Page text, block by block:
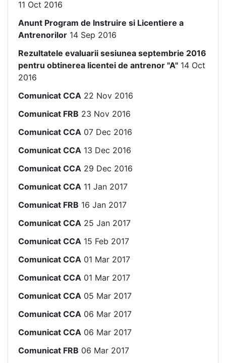
11 Oct 2016
Anunt Program de Instruire si Licentiere a
Antrenorilor 14 Sep 2016
Rezultatele evaluarii sesiunea septembrie 2016
pentru obtinerea licentei de antrenor "A" 14 Oct
2016
Comunicat CCA 22 Nov 2016
Comunicat FRB 23 Nov 2016
Comunicat CCA 07 Dec 2016
Comunicat CCA 13 Dec 2016
Comunicat CCA 29 Dec 2016
Comunicat CCA 11 Jan 2017
Comunicat FRB 16 Jan 2017
Comunicat CCA 25 Jan 2017
Comunicat CCA 15 Feb 2017
Comunicat CCA 01 Mar 2017
Comunicat CCA 01 Mar 2017
Comunicat CCA 05 Mar 2017
Comunicat CCA 06 Mar 2017
Comunicat CCA 06 Mar 2017
Comunicat FRB 06 Mar 2017